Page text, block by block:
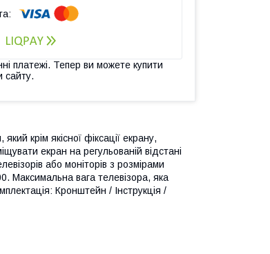
платежі. Тепер ви можете купити
сайту.
крім якісної фіксації екрану,
екран на регульованій відстані
або моніторів з розмірами
Максимальна вага телевізора, яка
Кронштейн / Інструкція /